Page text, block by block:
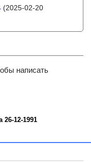
(2025-02-20
написать
26-12-1991